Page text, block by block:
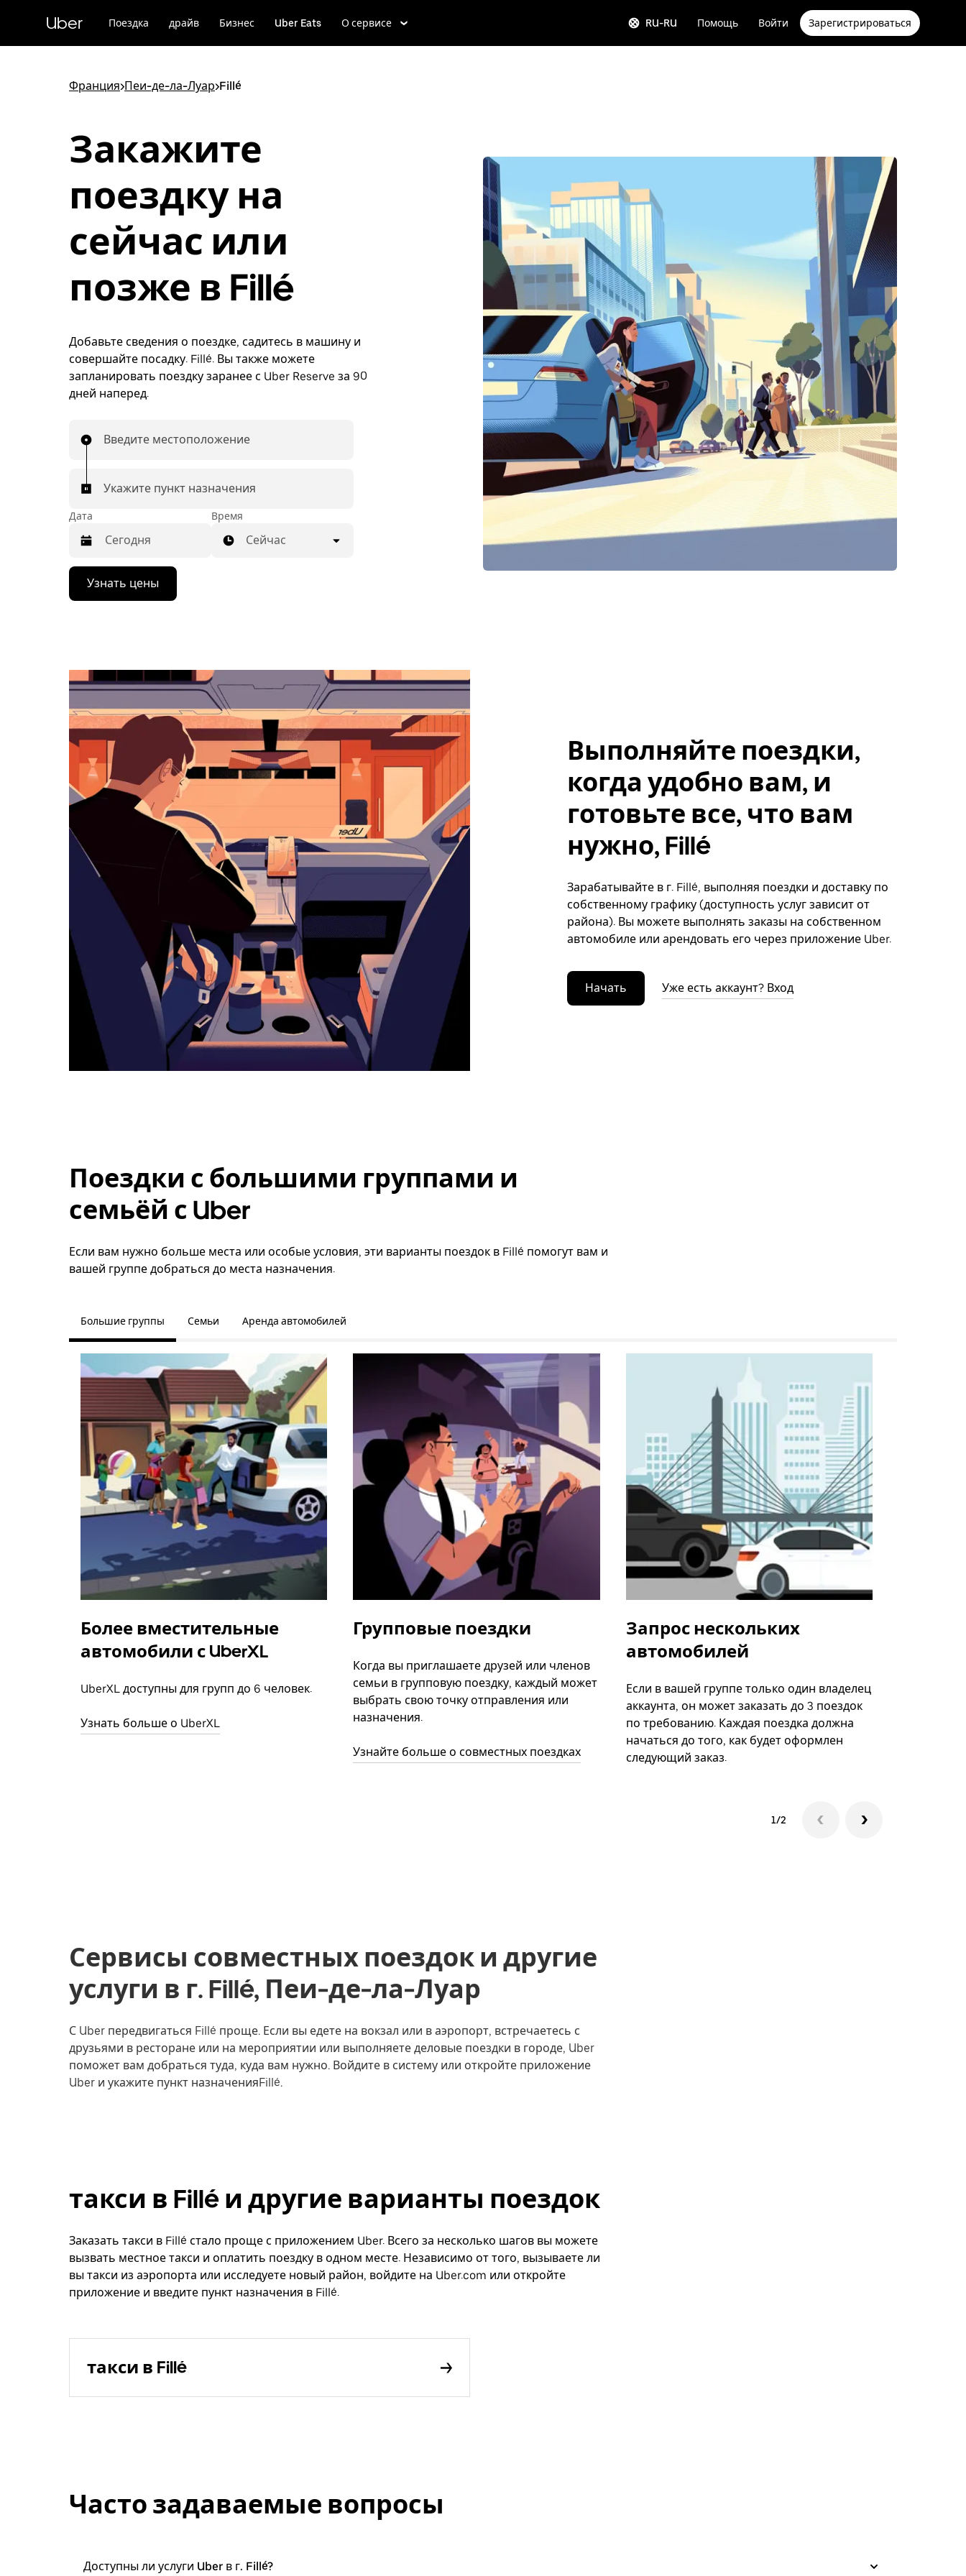
к
Uber Поездка драйв Бизнес Uber Eats О сервисе RU-RU Помощь Войти Зарегистрироваться
Франция>Пеи-де-ла-Луар>Fillé
Закажите
поездку на
сейчас или
позже в Fillé
Добавьте сведения о поездке, садитесь в машину и
совершайте посадку. Fillé. Вы также можете
запланировать поездку заранее с Uber Reserve за 90
дней наперед.
Введите местоположение
Укажите пункт назначения
Дата
Нажмите
стрелку
вниз,
выбрать
дату.
закрыть
календарь,
нажмите
Esc.
Время
Сейчас
Узнать цены
Выполняйте поездки,
когда удобно вам, и
готовьте все, что вам
нужно, Fillé
Зарабатывайте в г. Fillé, выполняя поездки и доставку по
собственному графику (доступность услуг зависит от
района). Вы можете выполнять заказы на собственном
автомобиле или арендовать его через приложение Uber.
Начать Уже есть аккаунт? Вход
Поездки с большими группами и
семьёй с Uber
Если вам нужно больше места или особые условия, эти варианты поездок в Fillé помогут вам и
вашей группе добраться до места назначения.
Большие группы Семьи Аренда автомобилей
Более вместительные
автомобили с UberXL
UberXL доступны для групп до 6 человек.
Узнать больше о UberXL
Групповые поездки
Когда вы приглашаете друзей или членов
семьи в групповую поездку, каждый может
выбрать свою точку отправления или
назначения.
Узнайте больше о совместных поездках
Запрос нескольких
автомобилей
Если в вашей группе только один владелец
аккаунта, он может заказать до 3 поездок
по требованию. Каждая поездка должна
начаться до того, как будет оформлен
следующий заказ.
1/2
Сервисы совместных поездок и другие
услуги в г. Fillé, Пеи-де-ла-Луар
С Uber передвигаться Fillé проще. Если вы едете на вокзал или в аэропорт, встречаетесь с
друзьями в ресторане или на мероприятии или выполняете деловые поездки в городе, Uber
поможет вам добраться туда, куда вам нужно. Войдите в систему или откройте приложение
Uber и укажите пункт назначенияFillé.
такси в Fillé и другие варианты поездок
Заказать такси в Fillé стало проще с приложением Uber. Всего за несколько шагов вы можете
вызвать местное такси и оплатить поездку в одном месте. Независимо от того, вызываете ли
вы такси из аэропорта или исследуете новый район, войдите на Uber.com или откройте
приложение и введите пункт назначения в Fillé.
такси в Fillé
Часто задаваемые вопросы
Доступны ли услуги Uber в г. Fillé?